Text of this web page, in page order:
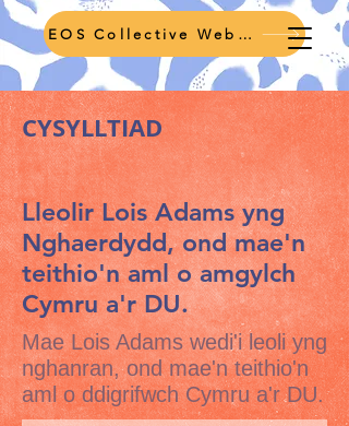
EOS Collective Webpage
CYSYLLTIAD
Lleolir Lois Adams yng
Nghaerdydd, ond mae'n
teithio'n aml o amgylch
Cymru a'r DU.
Mae Lois Adams wedi'i leoli yng
nghanran, ond mae'n teithio'n
aml o ddigrifwch Cymru a'r DU.